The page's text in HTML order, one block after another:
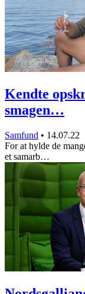
Kendte
smagen…
Samfund • 14.07.22
For at hylde de
et samarb…